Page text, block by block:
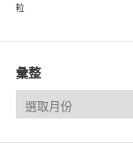
𨋢
彙整